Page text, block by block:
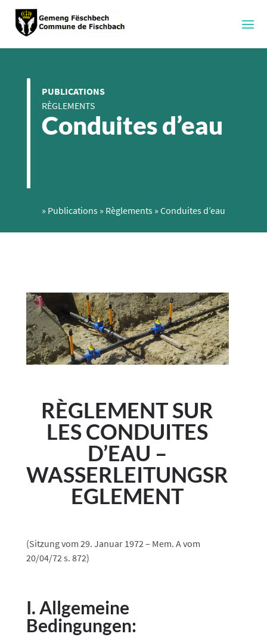
PUBLICATIONS
RÈGLEMENTS
Conduites d’eau
» Publications » Règlements » Conduites d’eau
RÈGLEMENT SUR
LES CONDUITES
D’EAU –
WASSERLEITUNGSR
EGLEMENT
(Sitzung vom 29. Januar 1972 – Mem. A vom
20/04/72 s. 872)
I. Allgemeine
Bedingungen: